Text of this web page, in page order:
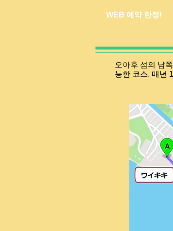
WEB 예약 한정!
오아후 섬의 남
능한 코스. 매년